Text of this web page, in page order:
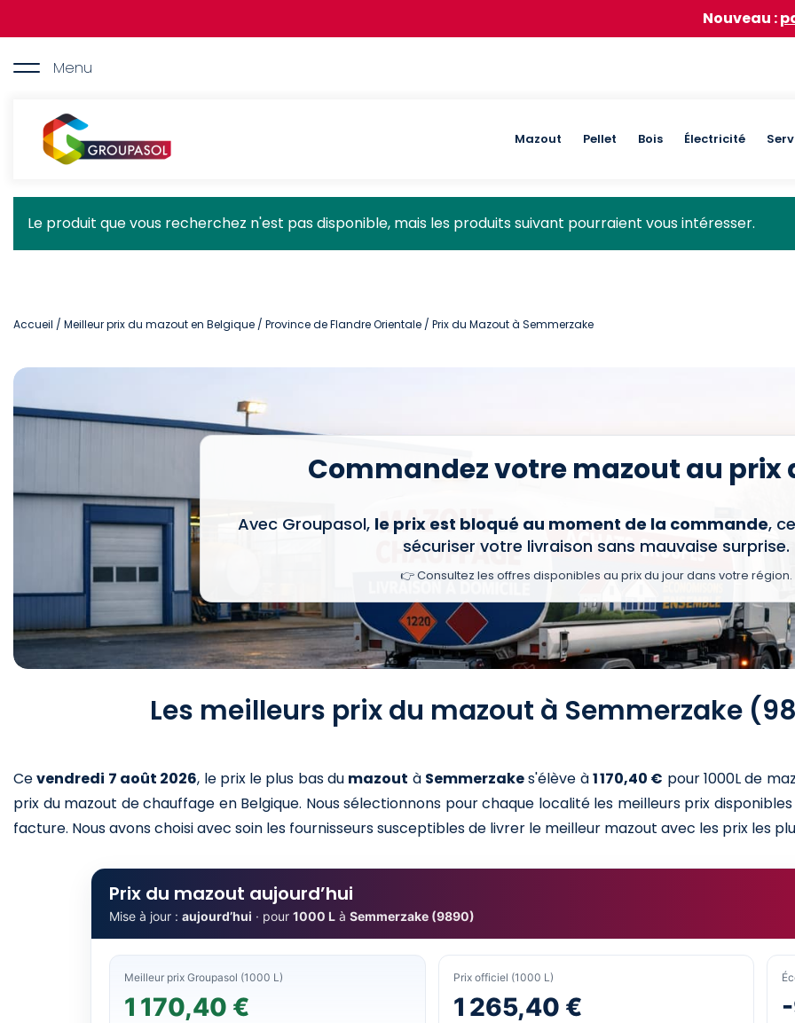
principal
participez à
Menu
Groupasol
Main
Mazout Pellet Bois Électricité
Message
d'état
Le produit que vous recherchez n'est pas disponible, mais les produits suivant pourraient vous intéresser.
Accueil / Meilleur prix du mazout en Belgique / Province de Flandre Orientale / Prix du Mazout à Semmerzake
Commandez votre mazout au prix
Avec Groupasol, le prix est bloqué au moment de la commande,
sécuriser votre livraison sans mauvaise surprise.
👉 Consultez les offres disponibles au prix du jour dans votre région.
Les meilleurs prix du mazout à Semmerzake
Cevendredi 7 août 2026, le prix le plus bas du mazout à Semmerzakes'élève à1 170,40 € pour 1000L de
prix du mazout de chauffage en Belgique. Nous sélectionnons pour chaque localité les meilleurs prix
facture. Nous avons choisi avec soin les fournisseurs susceptibles de livrer le meilleur mazout avec les prix les
Prix du mazout aujourd’hui
Mise à jour : aujourd’hui · pour 1000 L à Semmerzake (9890)
Meilleur prix Groupasol (1000 L)
1 170,40 €
Prix officiel (1000 L)
1 265,40 €